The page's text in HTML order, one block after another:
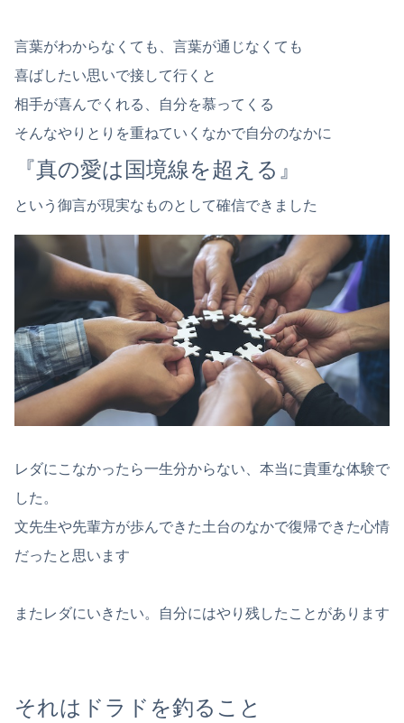
言葉がわからなくても、言葉が通じなくても
喜ばしたい思いで接して行くと
相手が喜んでくれる、自分を慕ってくる
そんなやりとりを重ねていくなかで自分のなかに
『真の愛は国境線を超える』
という御言が現実なものとして確信できました
レダにこなかったら一生分からない、本当に貴重な体験で
した。
文先生や先輩方が歩んできた土台のなかで復帰できた心情
だったと思います
またレダにいきたい。自分にはやり残したことがあります
それはドラドを釣ること